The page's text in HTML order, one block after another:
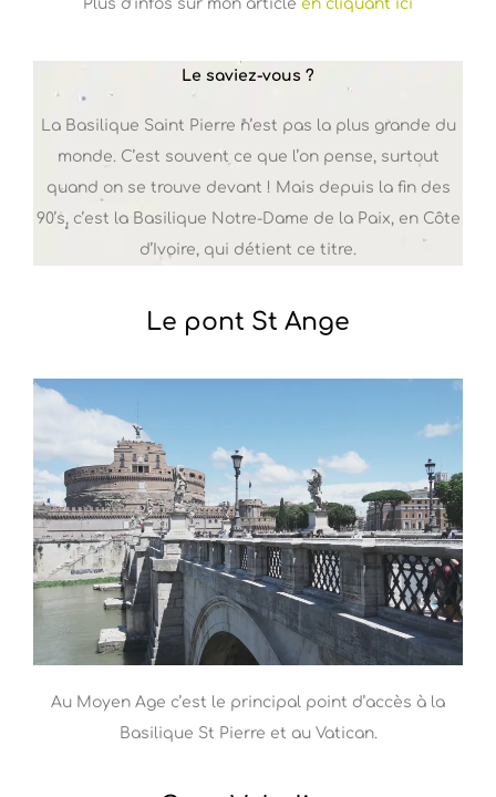
Plus d’infos sur mon article en cliquant ici
Le saviez-vous ?
La Basilique Saint Pierre n’est pas la plus grande du
monde. C’est souvent ce que l’on pense, surtout
quand on se trouve devant ! Mais depuis la fin des
90’s, c’est la Basilique Notre-Dame de la Paix, en Côte
d’Ivoire, qui détient ce titre.
Le pont St Ange
Au Moyen Age c’est le principal point d’accès à la
Basilique St Pierre et au Vatican.